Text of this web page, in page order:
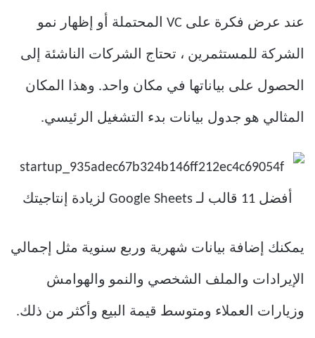
عند عرض فكرة على VC المحتملة أو إظهار نمو
الشركة للمستثمرين ، تحتاج الشركات الناشئة إلى
الحصول على بياناتها في مكان واحد. وهذا المكان
المثالي هو جدول بيانات بدء التشغيل الرئيسي.
يمكنك إضافة بيانات شهرية وربع سنوية مثل إجمالي
الإيرادات والملف الشخصي والنمو والهوامش
وزيارات العملاء ومتوسط قيمة البيع وأكثر من ذلك.